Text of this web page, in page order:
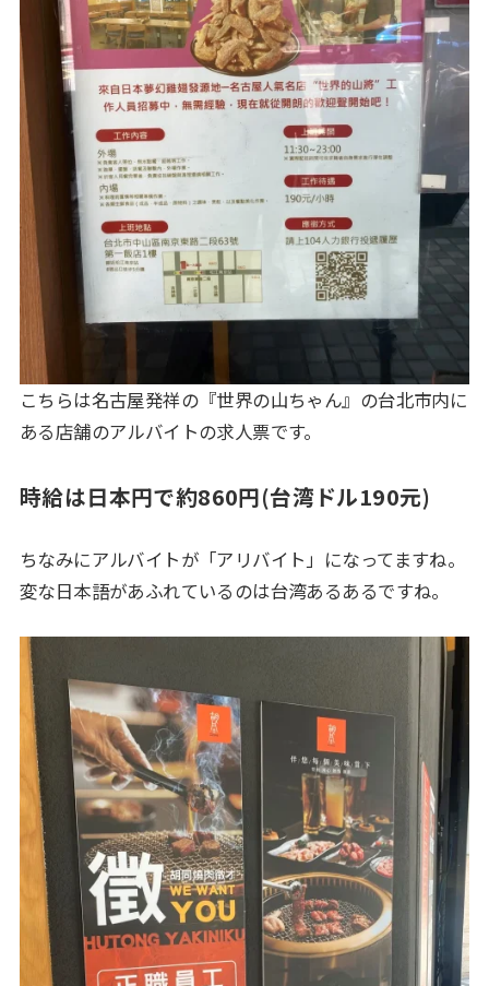
こちらは名古屋発祥の『世界の山ちゃん』の台北市内に
ある店舗のアルバイトの求人票です。
時給は日本円で約860円(台湾ドル190元)
ちなみにアルバイトが「アリバイト」になってますね。
変な日本語があふれているのは台湾あるあるですね。